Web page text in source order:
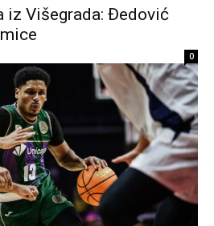
iz Višegrada: Đedović
0